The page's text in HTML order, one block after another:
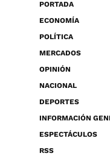
PORTADA
ECONOMÍA
POLÍTICA
MERCADOS
OPINIÓN
NACIONAL
DEPORTES
INFORMACIÓN
ESPECTÁCULOS
RSS